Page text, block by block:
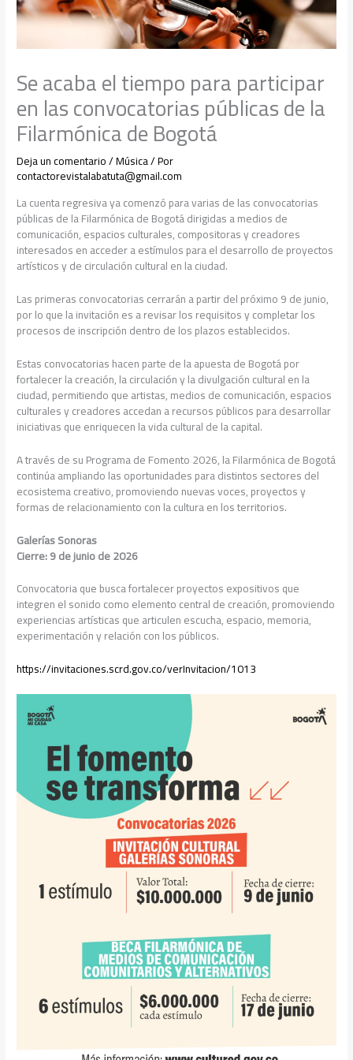
Se acaba el tiempo para participar
en las convocatorias públicas de la
Filarmónica de Bogotá
Deja un comentario/Música/ Por
contactorevistalabatuta@gmail.com
La cuenta regresiva ya comenzó para varias de las convocatorias
públicas de la Filarmónica de Bogotá dirigidas a medios de
comunicación, espacios culturales, compositoras y creadores
interesados en acceder a estímulos para el desarrollo de proyectos
artísticos y de circulación cultural en la ciudad.
Las primeras convocatorias cerrarán a partir del próximo 9 de junio,
por lo que la invitación es a revisar los requisitos y completar los
procesos de inscripción dentro de los plazos establecidos.
Estas convocatorias hacen parte de la apuesta de Bogotá por
fortalecer la creación, la circulación y la divulgación cultural en la
ciudad, permitiendo que artistas, medios de comunicación, espacios
culturales y creadores accedan a recursos públicos para desarrollar
iniciativas que enriquecen la vida cultural de la capital.
A través de su Programa de Fomento 2026, la Filarmónica de Bogotá
continúa ampliando las oportunidades para distintos sectores del
ecosistema creativo, promoviendo nuevas voces, proyectos y
formas de relacionamiento con la cultura en los territorios.
Galerías Sonoras
Cierre: 9 de junio de 2026
Convocatoria que busca fortalecer proyectos expositivos que
integren el sonido como elemento central de creación, promoviendo
experiencias artísticas que articulen escucha, espacio, memoria,
experimentación y relación con los públicos.
https://invitaciones.scrd.gov.co/verInvitacion/1013